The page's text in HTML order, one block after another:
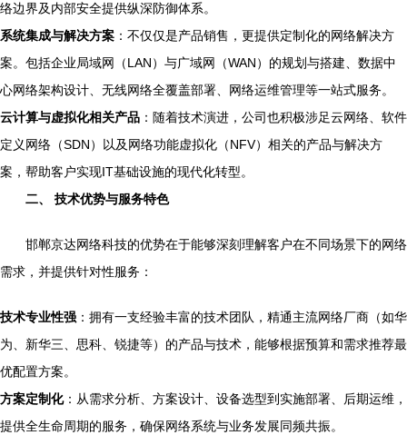
络边界及内部安全提供纵深防御体系。
系统集成与解决方案 ：不仅仅是产品销售，更提供定制化的网络解决方
案。包括企业局域网（LAN）与广域网（WAN）的规划与搭建、数据中
心网络架构设计、无线网络全覆盖部署、网络运维管理等一站式服务。
云计算与虚拟化相关产品 ：随着技术演进，公司也积极涉足云网络、软件
定义网络（SDN）以及网络功能虚拟化（NFV）相关的产品与解决方
案，帮助客户实现IT基础设施的现代化转型。
二、 技术优势与服务特色
邯郸京达网络科技的优势在于能够深刻理解客户在不同场景下的网络
需求，并提供针对性服务：
技术专业性强 ：拥有一支经验丰富的技术团队，精通主流网络厂商（如华
为、新华三、思科、锐捷等）的产品与技术，能够根据预算和需求推荐最
优配置方案。
方案定制化：从需求分析、方案设计、设备选型到实施部署、后期运维，
提供全生命周期的服务，确保网络系统与业务发展同频共振。